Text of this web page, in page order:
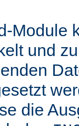
Module
und
die